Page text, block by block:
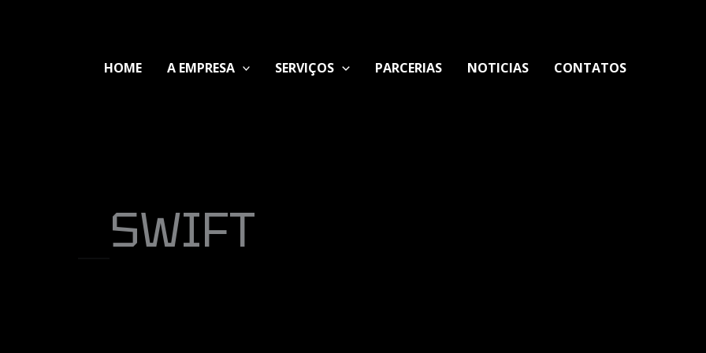
HOME A EMPRESA SERVIÇOS PARCERIAS NOTICIAS CONTATOS
SWIFT